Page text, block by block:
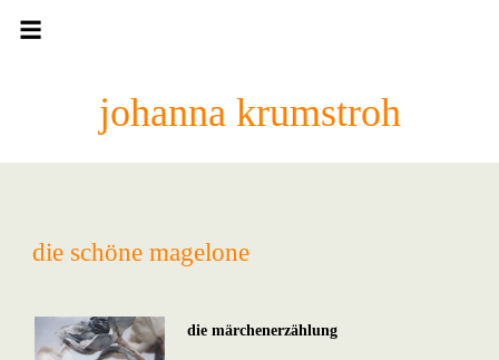
johanna krumstroh
die schöne magelone
die märchenerzählung